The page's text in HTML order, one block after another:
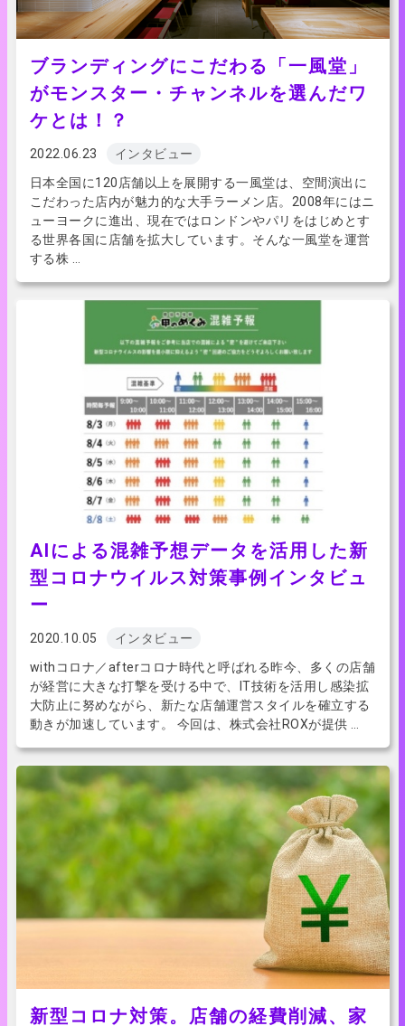
ブランディングにこだわる「一風堂」
がモンスター・チャンネルを選んだワ
ケとは！？
2022.06.23
インタビュー
日本全国に120店舗以上を展開する一風堂は、空間演出に
こだわった店内が魅力的な大手ラーメン店。2008年にはニ
ューヨークに進出、現在ではロンドンやパリをはじめとす
る世界各国に店舗を拡大しています。そんな一風堂を運営
する株 …
AIによる混雑予想データを活用した新
型コロナウイルス対策事例インタビュ
ー
2020.10.05
インタビュー
withコロナ／afterコロナ時代と呼ばれる昨今、多くの店舗
が経営に大きな打撃を受ける中で、IT技術を活用し感染拡
大防止に努めながら、新たな店舗運営スタイルを確立する
動きが加速しています。 今回は、株式会社ROXが提供 …
新型コロナ対策。店舗の経費削減、家